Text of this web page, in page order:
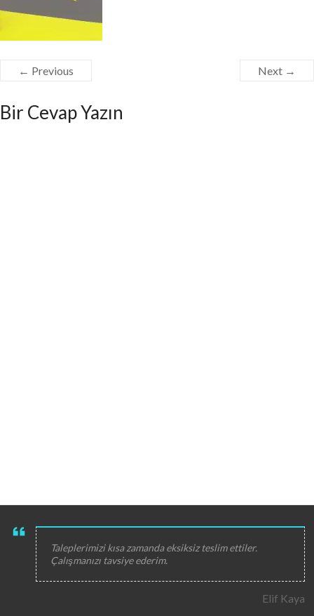
← Previous Next →
Bir Cevap Yazın
Taleplerimizi kısa zamanda eksiksiz teslim ettiler.
Çalışmanızı tavsiye ederim.
Elif Kaya